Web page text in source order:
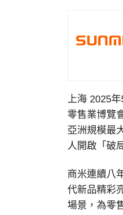
上海 2025年
零售業博覽
亞洲規模最
人開啟「破
商米連續八
代新品精彩
場景，為零